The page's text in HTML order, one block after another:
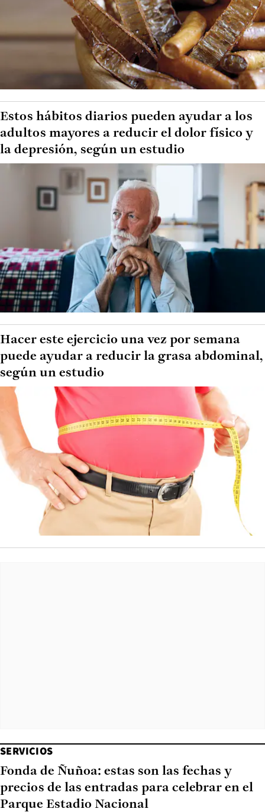
Estos hábitos diarios pueden ayudar a los
adultos mayores a reducir el dolor físico y
la depresión, según un estudio
Hacer este ejercicio una vez por semana
puede ayudar a reducir la grasa abdominal,
según un estudio
SERVICIOS
Fonda de Ñuñoa: estas son las fechas y
precios de las entradas para celebrar en el
Parque Estadio Nacional